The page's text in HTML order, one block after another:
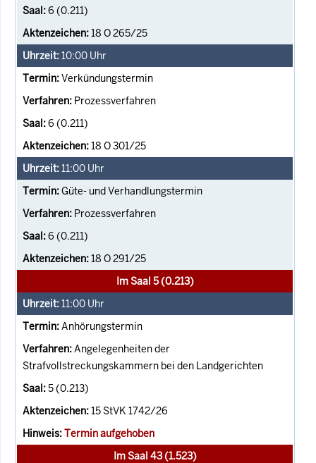
6 (0.211)
18 O 265/25
10:00 Uhr
Verkündungstermin
Prozessverfahren
6 (0.211)
18 O 301/25
11:00 Uhr
Güte- und Verhandlungstermin
Prozessverfahren
6 (0.211)
18 O 291/25
Im Saal 5 (0.213)
11:00 Uhr
Anhörungstermin
Angelegenheiten der
Strafvollstreckungskammern bei den Landgerichten
5 (0.213)
15 StVK 1742/26
Termin aufgehoben
Im Saal 43 (1.523)